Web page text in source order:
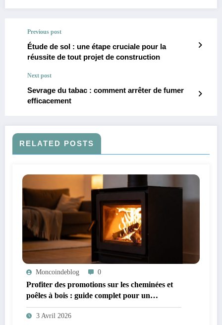
Previous post
Étude de sol : une étape cruciale pour la
réussite de tout projet de construction
Next post
Sevrage du tabac : comment arrêter de fumer
efficacement
RELATED POSTS
Moncoindeblog 0
Profiter des promotions sur les cheminées et
poêles à bois : guide complet pour un
chauffage économique et écologique
3 Avril 2026